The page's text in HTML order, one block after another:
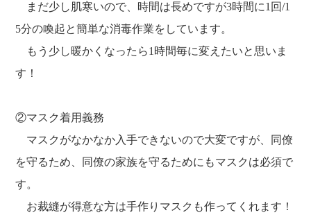
まだ少し肌寒いので、時間は長めですが3時間に1回/1
5分の喚起と簡単な消毒作業をしています。
もう少し暖かくなったら1時間毎に変えたいと思いま
す！
②マスク着用義務
マスクがなかなか入手できないので大変ですが、同僚
を守るため、同僚の家族を守るためにもマスクは必須で
す。
お裁縫が得意な方は手作りマスクも作ってくれます！